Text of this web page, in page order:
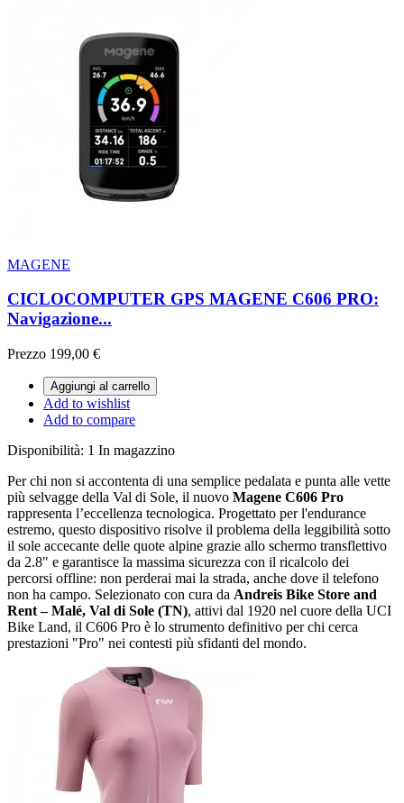
MAGENE
CICLOCOMPUTER GPS MAGENE C606 PRO:
Navigazione...
Prezzo 199,00 €
Aggiungi al carrello
Add to wishlist
Add to compare
Disponibilità: 1 In magazzino
Per chi non si accontenta di una semplice pedalata e punta alle vette
più selvagge della Val di Sole, il nuovo Magene C606 Pro
rappresenta l’eccellenza tecnologica. Progettato per l'endurance
estremo, questo dispositivo risolve il problema della leggibilità sotto
il sole accecante delle quote alpine grazie allo schermo transflettivo
da 2.8" e garantisce la massima sicurezza con il ricalcolo dei
percorsi offline: non perderai mai la strada, anche dove il telefono
non ha campo. Selezionato con cura da Andreis Bike Store and
Rent – Malé, Val di Sole (TN), attivi dal 1920 nel cuore della UCI
Bike Land, il C606 Pro è lo strumento definitivo per chi cerca
prestazioni "Pro" nei contesti più sfidanti del mondo.